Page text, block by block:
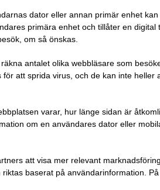
dator eller annan primär enhet
primära enhet och tillåter en digital
om så önskas.
antalet olika webbläsare som
att sprida virus, och de kan inte heller
varar, hur länge sidan är
om en användares dator eller
att visa mer relevant
baserat på användarinformation.